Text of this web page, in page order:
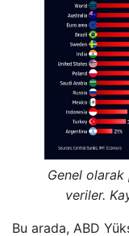
Genel olarak
veriler.
Bu arada, ABD